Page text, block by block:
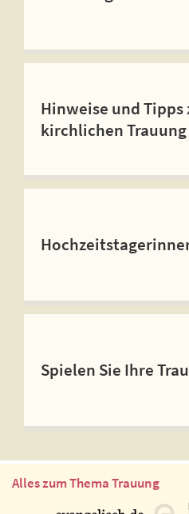
Hinweise und
kirchlichen Trauung
Spielen Sie Ihre
Alles zum Thema Trauung